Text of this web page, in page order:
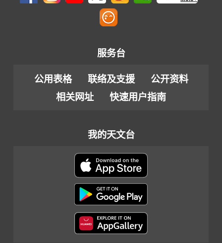
服务台
公用表格 联络及支援
公开资料
相关网址
快速用户指南
我的天文台